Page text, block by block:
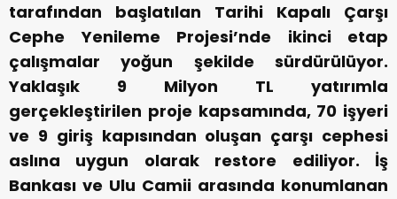
tarafından başlatılan Tarihi Kapalı Çarşı
Cephe Yenileme Projesi’nde ikinci etap
çalışmalar yoğun şekilde sürdürülüyor.
Yaklaşık 9 Milyon TL yatırımla
gerçekleştirilen proje kapsamında, 70 işyeri
ve 9 giriş kapısından oluşan çarşı cephesi
aslına uygun olarak restore ediliyor. İş
Bankası ve Ulu Camii arasında konumlanan